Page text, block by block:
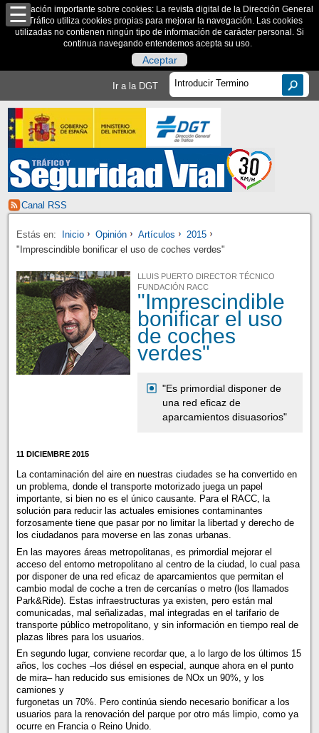
Información importante sobre cookies: La revista digital de la Dirección General
de Tráfico utiliza cookies propias para mejorar la navegación. Las cookies
utilizadas no contienen ningún tipo de información de carácter personal. Si
continua navegando entendemos acepta su uso.
Aceptar
Ir a la DGT
Canal RSS
Estás en: Inicio Opinión Artículos
2015
"Imprescindible bonificar el uso de coches verdes"
LLUIS PUERTO DIRECTOR TÉCNICO
FUNDACIÓN RACC
"Imprescindible
bonificar el uso
de coches
verdes"
"Es primordial disponer de
una red eficaz de
aparcamientos disuasorios"
11 DICIEMBRE 2015
La contaminación del aire en nuestras ciudades se ha convertido en
un problema, donde el transporte motorizado juega un papel
importante, si bien no es el único causante. Para el RACC, la
solución para reducir las actuales emisiones contaminantes
forzosamente tiene que pasar por no limitar la libertad y derecho de
los ciudadanos para moverse en las zonas urbanas.
En las mayores áreas metropolitanas, es primordial mejorar el
acceso del entorno metropolitano al centro de la ciudad, lo cual pasa
por disponer de una red eficaz de aparcamientos que permitan el
cambio modal de coche a tren de cercanías o metro (los llamados
Park&Ride). Estas infraestructuras ya existen, pero están mal
comunicadas, mal señalizadas, mal integradas en el tarifario de
transporte público metropolitano, y sin información en tiempo real de
plazas libres para los usuarios.
En segundo lugar, conviene recordar que, a lo largo de los últimos 15
años, los coches –los diésel en especial, aunque ahora en el punto
de mira– han reducido sus emisiones de NOx un 90%, y los
camiones y
furgonetas un 70%. Pero continúa siendo necesario bonificar a los
usuarios para la renovación del parque por otro más limpio, como ya
ocurre en Francia o Reino Unido.